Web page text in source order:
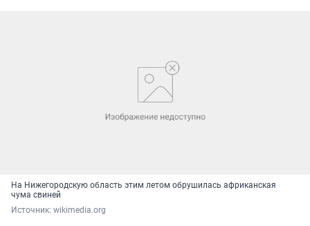
На Нижегородскую область этим летом обрушилась африканская
чума свиней
Источник: wikimedia.org